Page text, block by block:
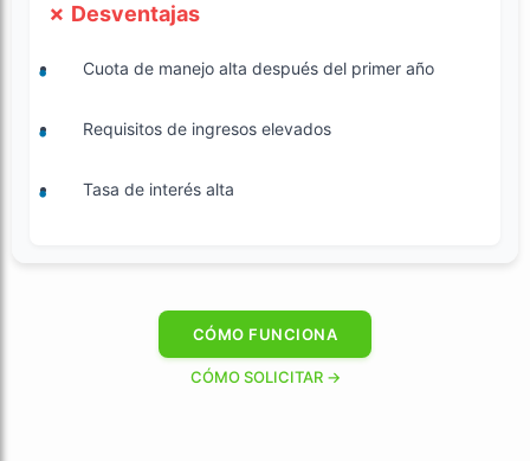
✗ Desventajas
Cuota de manejo alta después del primer año
Requisitos de ingresos elevados
Tasa de interés alta
CÓMO FUNCIONA
CÓMO SOLICITAR →